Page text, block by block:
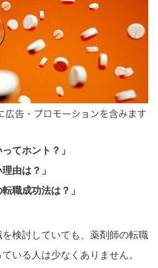
てホント？」
由は？」
職成功法は？」
検討していても、薬剤師の転職
いる人は少なくありません。